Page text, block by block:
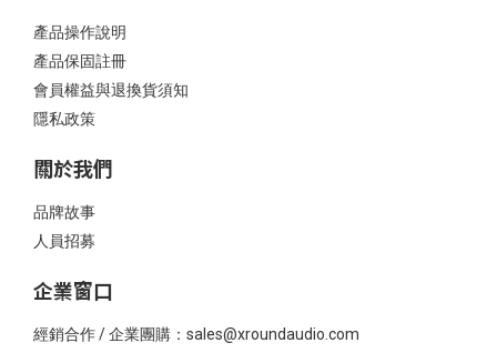
產品操作說明
產品保固註冊
會員權益與退換貨須知
隱私政策
關於我們
品牌故事
人員招募
企業窗口
經銷合作 / 企業團購：sales@xroundaudio.com